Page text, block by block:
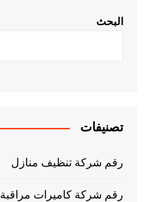
البحث
تصنيفات
رقم شركة تنظيف منازل
رقم شركة كاميرات مراقبة